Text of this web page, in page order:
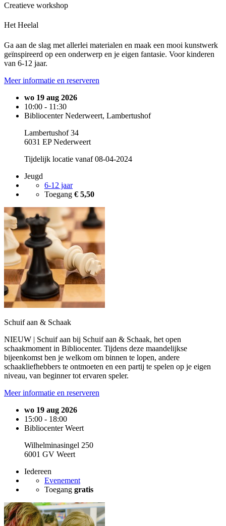
Creatieve workshop
Het Heelal
Ga aan de slag met allerlei materialen en maak een mooi kunstwerk
geïnspireerd op een onderwerp en je eigen fantasie. Voor kinderen
van 6-12 jaar.
Meer informatie en reserveren
wo 19 aug 2026
10:00 - 11:30
Bibliocenter Nederweert, Lambertushof
Lambertushof 34
6031 EP Nederweert
Tijdelijk locatie vanaf 08-04-2024
Jeugd
6-12 jaar
Toegang € 5,50
Schuif aan & Schaak
NIEUW | Schuif aan bij Schuif aan & Schaak, het open
schaakmoment in Bibliocenter. Tijdens deze maandelijkse
bijeenkomst ben je welkom om binnen te lopen, andere
schaakliefhebbers te ontmoeten en een partij te spelen op je eigen
niveau, van beginner tot ervaren speler.
Meer informatie en reserveren
wo 19 aug 2026
15:00 - 18:00
Bibliocenter Weert
Wilhelminasingel 250
6001 GV Weert
Iedereen
Evenement
Toegang gratis